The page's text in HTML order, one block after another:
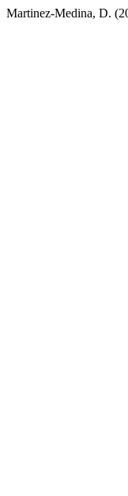
Martinez-Medina, D.